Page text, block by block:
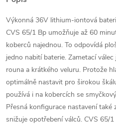
Výkonná 36V lithium-iontová
CVS 65/1 Bp umožňuje až 60
koberců najednou. To odpovídá
jedno nabití baterie. Zametací
rouna a krátkého veluru. Protože
optimálně nastavit pro širokou
používá i na kobercích se
Přesná konfigurace nastavení
snižuje opotřebení válců. CVS 65/